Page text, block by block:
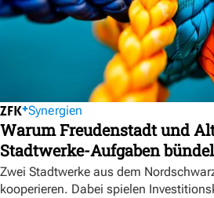
Synergien
Warum Freudenstadt und
Stadtwerke-Aufgaben
Zwei Stadtwerke aus dem
kooperieren. Dabei spielen